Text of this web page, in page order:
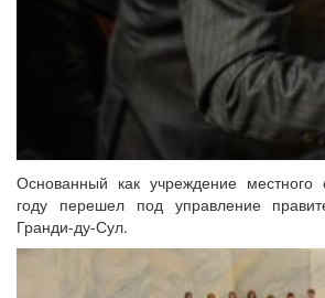
Основанный как учреждение
году перешел под управление
Гранди-ду-Сул.